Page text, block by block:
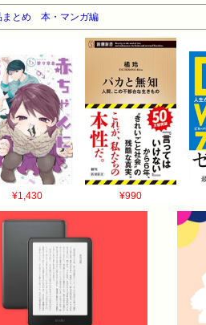
土) 08:05:35.17 ID:18Nw0fGr0 >>57
土) 08:03:30.41 ID:bReKFso80 子供
前、コンビニ店員ｖｓワイ これワイ
>>64 昨日コンビニでサラダ油買
05/13(土) 08:04:24.46
イッチも子供できたらわかる
らいつでも起こりうること 雇った奴
よ・・ 彼氏としてできちゃったんだ
とか珍しくもないし女雇ったのが
が二年目で子供作るのと会社からした
や違うやろ… 結婚してたらいつ子供
風吹けば名無し 2017/05/13(土)
ID:q5DQLl/rr >>122 自分達の想
ID:0135VM0U0 >>140 でき婚は非常
実際数としてかなりあるのに非常識
05/13(土) 08:16:06.29
まとめ 本・マンガ編
¥1,430 ¥990